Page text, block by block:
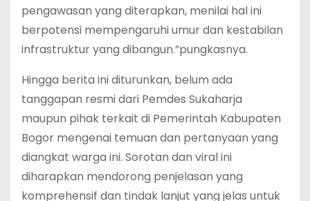
pengawasan yang diterapkan, menilai hal ini
berpotensi mempengaruhi umur dan kestabilan
infrastruktur yang dibangun.”pungkasnya.
‎Hingga berita ini diturunkan, belum ada
tanggapan resmi dari Pemdes Sukaharja
maupun pihak terkait di Pemerintah Kabupaten
Bogor mengenai temuan dan pertanyaan yang
diangkat warga ini. Sorotan dan viral ini
diharapkan mendorong penjelasan yang
komprehensif dan tindak lanjut yang jelas untuk